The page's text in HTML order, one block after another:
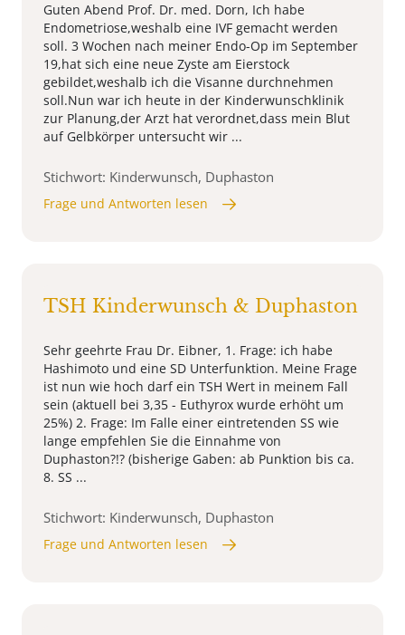
Guten Abend Prof. Dr. med. Dorn, Ich habe
Endometriose,weshalb eine IVF gemacht werden
soll. 3 Wochen nach meiner Endo-Op im September
19,hat sich eine neue Zyste am Eierstock
gebildet,weshalb ich die Visanne durchnehmen
soll.Nun war ich heute in der Kinderwunschklinik
zur Planung,der Arzt hat verordnet,dass mein Blut
auf Gelbkörper untersucht wir ...
Stichwort: Kinderwunsch, Duphaston
Frage und Antworten lesen
TSH Kinderwunsch & Duphaston
Sehr geehrte Frau Dr. Eibner, 1. Frage: ich habe
Hashimoto und eine SD Unterfunktion. Meine Frage
ist nun wie hoch darf ein TSH Wert in meinem Fall
sein (aktuell bei 3,35 - Euthyrox wurde erhöht um
25%) 2. Frage: Im Falle einer eintretenden SS wie
lange empfehlen Sie die Einnahme von
Duphaston?!? (bisherige Gaben: ab Punktion bis ca.
8. SS ...
Stichwort: Kinderwunsch, Duphaston
Frage und Antworten lesen